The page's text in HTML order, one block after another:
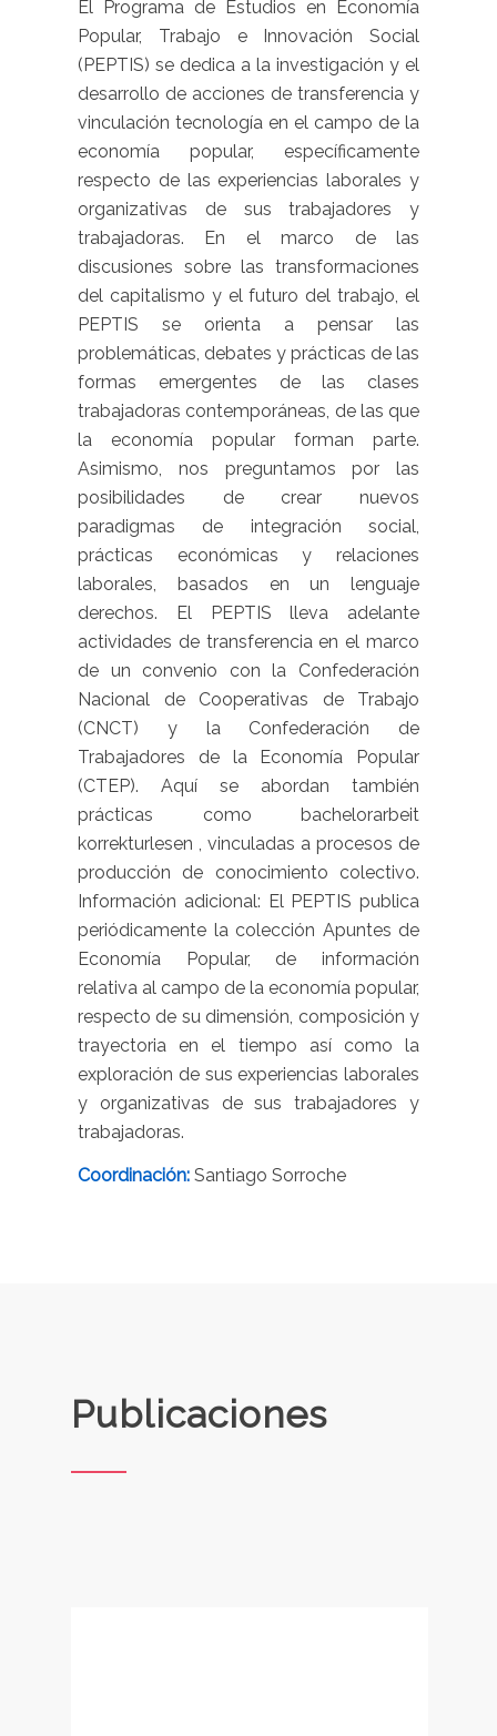
El Programa de Estudios en Economía
Popular, Trabajo e Innovación Social
(PEPTIS) se dedica a la investigación y el
desarrollo de acciones de transferencia y
vinculación tecnología en el campo de la
economía popular, específicamente
respecto de las experiencias laborales y
organizativas de sus trabajadores y
trabajadoras. En el marco de las
discusiones sobre las transformaciones
del capitalismo y el futuro del trabajo, el
PEPTIS se orienta a pensar las
problemáticas, debates y prácticas de las
formas emergentes de las clases
trabajadoras contemporáneas, de las que
la economía popular forman parte.
Asimismo, nos preguntamos por las
posibilidades de crear nuevos
paradigmas de integración social,
prácticas económicas y relaciones
laborales, basados en un lenguaje
derechos. El PEPTIS lleva adelante
actividades de transferencia en el marco
de un convenio con la Confederación
Nacional de Cooperativas de Trabajo
(CNCT) y la Confederación de
Trabajadores de la Economía Popular
(CTEP). Aquí se abordan también
prácticas como bachelorarbeit
korrekturlesen , vinculadas a procesos de
producción de conocimiento colectivo.
Información adicional: El PEPTIS publica
periódicamente la colección Apuntes de
Economía Popular, de información
relativa al campo de la economía popular,
respecto de su dimensión, composición y
trayectoria en el tiempo así como la
exploración de sus experiencias laborales
y organizativas de sus trabajadores y
trabajadoras.
Coordinación: Santiago Sorroche
Publicaciones